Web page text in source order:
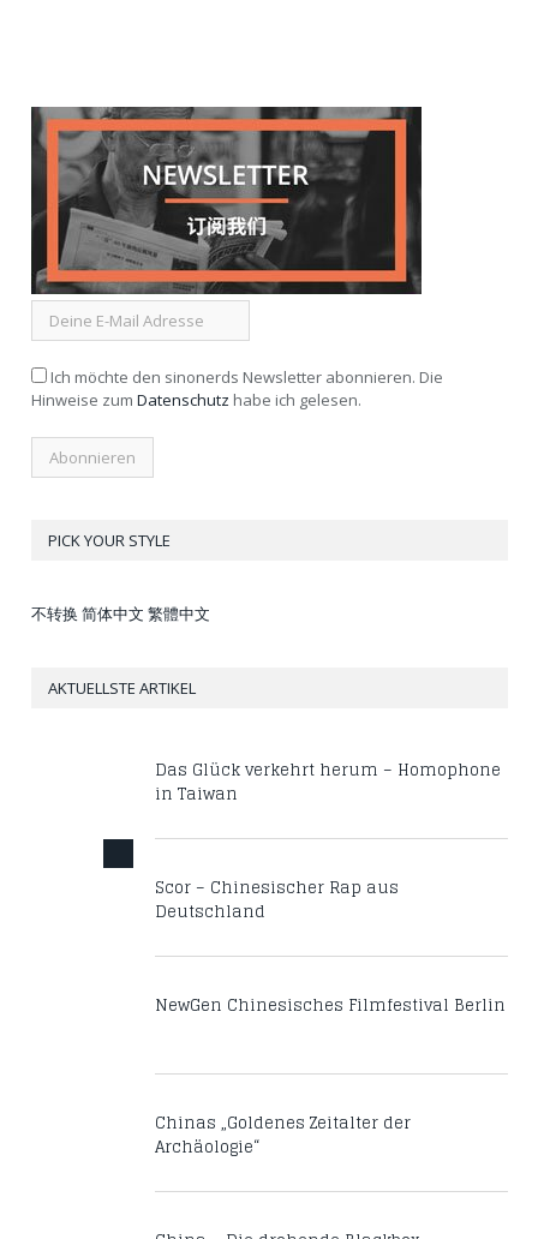
Ich möchte den sinonerds Newsletter abonnieren. Die
Hinweise zum Datenschutz habe ich gelesen.
PICK YOUR STYLE
不转换 简体中文 繁體中文
AKTUELLSTE ARTIKEL
Das Glück verkehrt herum – Homophone
in Taiwan
Scor – Chinesischer Rap aus
Deutschland
NewGen Chinesisches Filmfestival Berlin
Chinas „Goldenes Zeitalter der
Archäologie“